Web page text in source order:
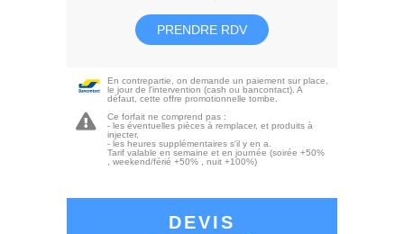
PRENDRE RDV
En contrepartie, on demande un paiement sur place,
le jour de l'intervention (cash ou bancontact). A
défaut, cette offre promotionnelle tombe.
Ce forfait ne comprend pas :
- les éventuelles pièces à remplacer, et produits à
injecter,
- les heures supplémentaires s'il y en a.
Tarif valable en semaine et en journée (soirée +50%
, weekend/férié +50% , nuit +100%)
DEVIS